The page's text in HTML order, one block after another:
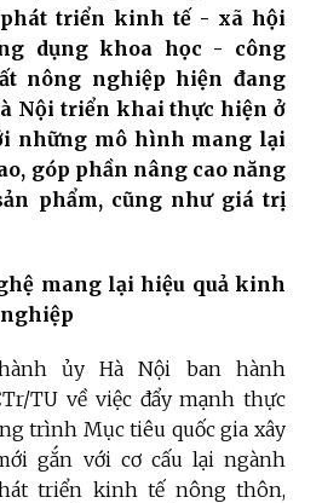
triển kinh tế - xã hội
dụng khoa học - công
nông nghiệp hiện đang
Nội triển khai thực hiện ở
những mô hình mang lại
góp phần nâng cao năng
phẩm, cũng như giá trị
mang lại hiệu quả kinh
ủy Hà Nội ban hành
TU về việc đẩy mạnh thực
trình Mục tiêu quốc gia xây
gắn với cơ cấu lại ngành
triển kinh tế nông thôn,